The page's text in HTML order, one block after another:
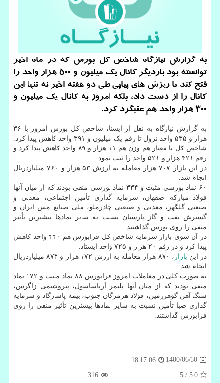
به گزارش نیازگاه شاخص کل بورس که در ماه اخیر
توانسته بود باردیگر کانال یک میلیون و ۵۰۰ هزار واحد را
فتح کند با ریزش های پیاپی طی دو هفته اخیر نه تنها این
کانال را از دست داد، بلکه امروز به کانال یک میلیون و
۳۰۰ هزار واحد هم عقبگرد کرد.
به گزارش نیازگاه به نقل از ایسنا، شاخص کل بورس امروز با ۳۶
هزار و ۵۳۵ واحد نزول تا رقم یک میلیون و ۳۹۱ واحد کاهش پیدا کرد.
شاخص کل با معیار هم وزن هم ۱۱ هزار و ۸۹ واحد کاهش پیدا کرد و
رقم ۴۲۱ هزار و ۵۲۱ واحد را ثبت نمود.
در این بازار ۷۰۷ هزار معامله به ارزش ۵۳ هزار و ۷۶۰ میلیاردریال
انجام شد.
۶۰ نماد بورسی مثبت و ۳۳۴ نماد بورسی منفی بودند که از میان آنها
فولاد مبارکه اصفهان، سرمایه گذاری تأمین اجتماعی، معدنی و
صنعتی گلگهر، معدنی و صنعتی چادرملو، ملی صنایع مس ایران و
گسترش نفت و گاز پارسیان نسبت به سایر نمادها بیشترین تأثیر
منفی را روی بورس گذاشتند.
در آن سوی بازار سرمایه شاخص کل فرابورس هم ۴۴۰ واحد کاهش
پیدا کرد و در رقم ۲۰ هزار و ۷۲۵ واحد ایستاد.
در این بازار
، ۸۷۰ هزار معامله به ارزش ۱۷۲ هزار و ۸۷۳ میلیاردریال
انجام شد.
به صورت کلی در معاملات امروز فرابورس ۸۸ نماد مثبت و ۱۷۲ نماد
منفی بودند که از میان آنها پلیمر آریاساسول، پتروشیمی زاگرس،
سنگ آهن گوهرزمین، فولاد هرمزگان جنوب، بیمه پاسارگاد و سرمایه
گذاری صبا تأمین نسبت به سایر نمادها بیشترین تأثیر منفی را روی
فرابورس گذاشتند.
1400/06/30
18:17:06
5.0
/
5
316